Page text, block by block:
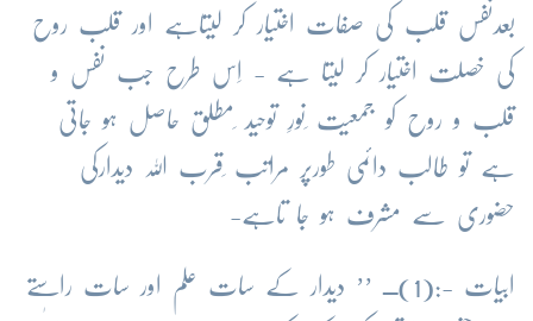
بعدنفس قلب کی صفات اختیار کر لیتاہے اور قلب روح
کی خصلت اختیار کر لیتا ہے - اِس طرح جب نفس و
قلب و روح کو جمعیت ِنورِ توحید ِمطلق حاصل ہو جاتی
ہے تو طالب دائمی طورپر مراتب ِقرب اللہ دیدارکی
حضوری سے مشرف ہو جا تاہے-
ابیات -:(1)ــ ’’ دیدار کے سات علم اور سات راستے